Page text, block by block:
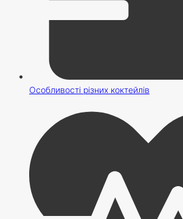
Особливості різних коктейлів